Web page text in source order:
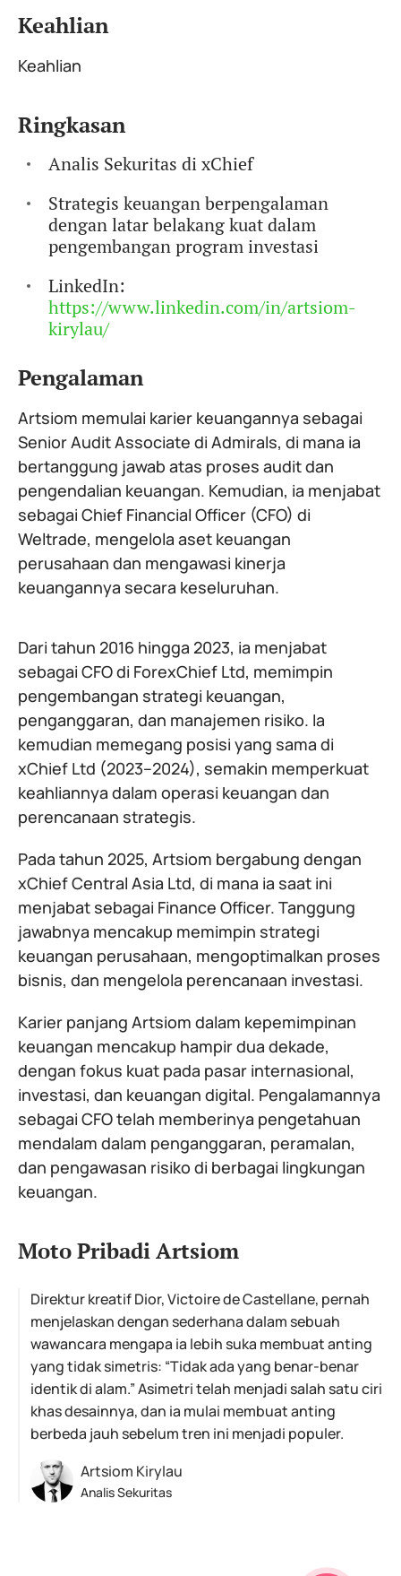
Keahlian
Keahlian
Ringkasan
Analis Sekuritas di xChief
Strategis keuangan berpengalaman
dengan latar belakang kuat dalam
pengembangan program investasi
LinkedIn:
https://www.linkedin.com/in/artsiom-
kirylau/
Pengalaman
Artsiom memulai karier keuangannya sebagai
Senior Audit Associate di Admirals, di mana ia
bertanggung jawab atas proses audit dan
pengendalian keuangan. Kemudian, ia menjabat
sebagai Chief Financial Officer (CFO) di
Weltrade, mengelola aset keuangan
perusahaan dan mengawasi kinerja
keuangannya secara keseluruhan.
Dari tahun 2016 hingga 2023, ia menjabat
sebagai CFO di ForexChief Ltd, memimpin
pengembangan strategi keuangan,
penganggaran, dan manajemen risiko. Ia
kemudian memegang posisi yang sama di
xChief Ltd (2023–2024), semakin memperkuat
keahliannya dalam operasi keuangan dan
perencanaan strategis.
Pada tahun 2025, Artsiom bergabung dengan
xChief Central Asia Ltd, di mana ia saat ini
menjabat sebagai Finance Officer. Tanggung
jawabnya mencakup memimpin strategi
keuangan perusahaan, mengoptimalkan proses
bisnis, dan mengelola perencanaan investasi.
Karier panjang Artsiom dalam kepemimpinan
keuangan mencakup hampir dua dekade,
dengan fokus kuat pada pasar internasional,
investasi, dan keuangan digital. Pengalamannya
sebagai CFO telah memberinya pengetahuan
mendalam dalam penganggaran, peramalan,
dan pengawasan risiko di berbagai lingkungan
keuangan.
Moto Pribadi Artsiom
Direktur kreatif Dior, Victoire de Castellane, pernah
menjelaskan dengan sederhana dalam sebuah
wawancara mengapa ia lebih suka membuat anting
yang tidak simetris: “Tidak ada yang benar-benar
identik di alam.” Asimetri telah menjadi salah satu ciri
khas desainnya, dan ia mulai membuat anting
berbeda jauh sebelum tren ini menjadi populer.
Artsiom Kirylau
Analis Sekuritas